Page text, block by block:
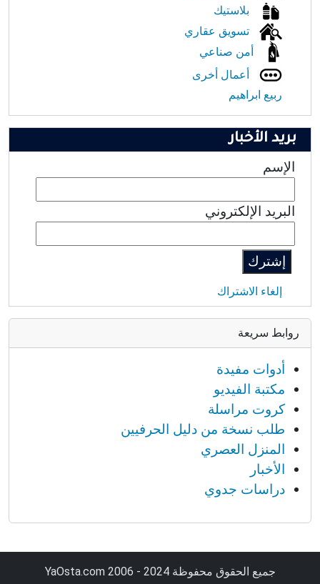
بلاستيك
تسويق عقاري
أمن صناعي
أعمال أخرى
ربيع ابراهيم
بريد الأخبار
الإسم
البريد الإلكتروني
إلغاء الاشتراك
روابط سريعة
أدوات مفيدة
مكتبة الفيديو
كروت مراسلة
طلب نسخة من دليل الحرفيين
المنزل العصري
الأخبار
دراسات جدوي
جميع الحقوق محفوظة YaOsta.com 2006 - 2024